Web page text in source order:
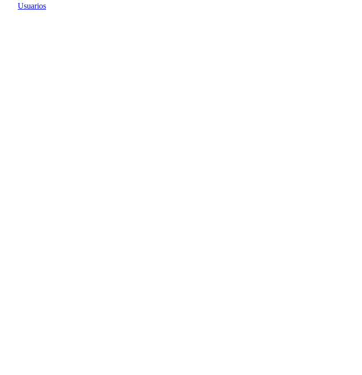
Usuarios